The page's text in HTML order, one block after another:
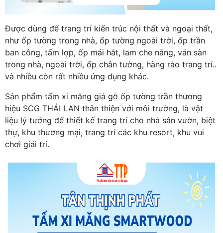
Được dùng để trang trí kiến trúc nội thất và ngoại thất,
như ốp tường trong nhà, ốp tường ngoài trời, ốp trần
ban công, tấm lợp, ốp mái hắt, lam che nắng, ván sàn
trong nhà, ngoài trời, ốp chân tường, hàng rào trang trí..
và nhiều còn rất nhiều ứng dụng khác.
Sản phẩm tấm xi măng giả gỗ ốp tường trần thương
hiệu SCG THÁI LAN thân thiện với môi trường, là vật
liệu lý tưởng để thiết kế trang trí cho nhà sân vườn, biệt
thự, khu thương mại, trang trí các khu resort, khu vui
chơi giải trí.